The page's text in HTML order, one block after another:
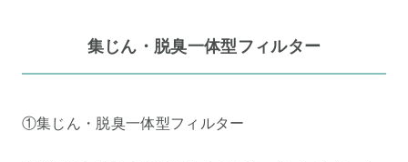
集じん・脱臭一体型フィルター
①集じん・脱臭一体型フィルター